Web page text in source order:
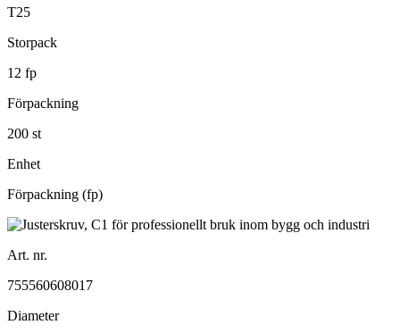
T25
Storpack
12 fp
Förpackning
200 st
Enhet
Förpackning (fp)
Art. nr.
755560608017
Diameter